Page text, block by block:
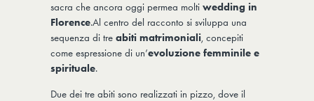
sacra che ancora oggi permea moltiwedding in
Florence.Al centro del racconto si sviluppa una
sequenza di treabiti matrimoniali, concepiti
come espressione di un’evoluzione femminile e
spirituale.
Due dei tre abiti sono realizzati in pizzo, dove il